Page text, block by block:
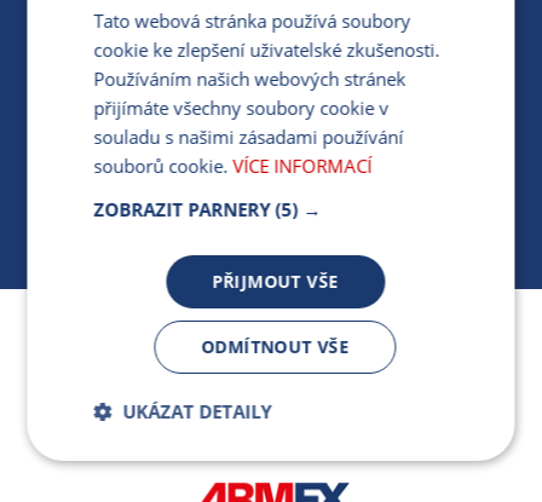
Jsme součástí skupiny ARMEX a členem Asociace
nezávislých dodavatelů energií.
MÁM DOTAZ KE STÁVAJÍCÍ SMLOUVĚ
412 154 154
PO-PÁ 7:30-17:00
Tato webová stránka používá soubory
cookie ke zlepšení uživatelské zkušenosti.
Používáním našich webových stránek
přijímáte všechny soubory cookie v
souladu s našimi zásadami používání
souborů cookie. VÍCE INFORMACÍ
ZOBRAZIT PARNERY (5) →
PŘIJMOUT VŠE
ODMÍTNOUT VŠE
UKÁZAT DETAILY
Bezpodmínečně
nutné soubory
Výkonnostní